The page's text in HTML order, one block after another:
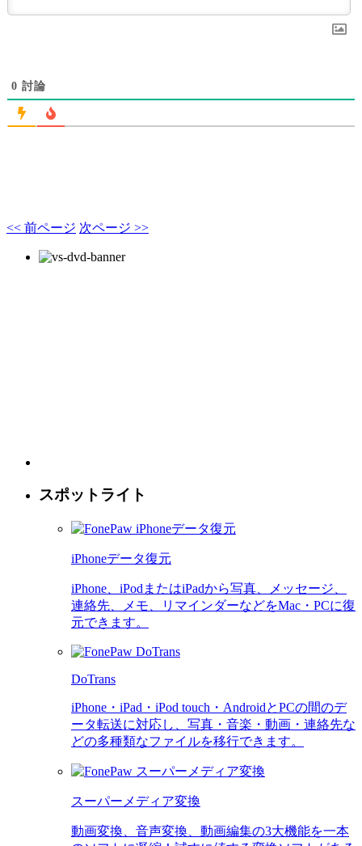
0 討論
<< 前ページ 次ページ >>
スポットライト
iPhoneデータ復元
iPhone、iPodまたはiPadから写真、メッセージ、
連絡先、メモ、リマインダーなどをMac・PCに復
元できます。
DoTrans
iPhone・iPad・iPod touch・AndroidとPCの間のデ
ータ転送に対応し、写真・音楽・動画・連絡先な
どの多種類なファイルを移行できます。
スーパーメディア変換
動画変換、音声変換、動画編集の3大機能を一本